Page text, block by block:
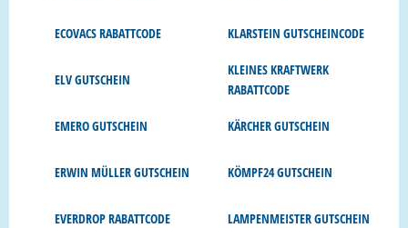
ECOVACS RABATTCODE
ELV GUTSCHEIN
EMERO GUTSCHEIN
ERWIN MÜLLER GUTSCHEIN
EVERDROP RABATTCODE
KLARSTEIN GUTSCHEINCODE
KLEINES KRAFTWERK
RABATTCODE
KÄRCHER GUTSCHEIN
KÖMPF24 GUTSCHEIN
LAMPENMEISTER GUTSCHEIN